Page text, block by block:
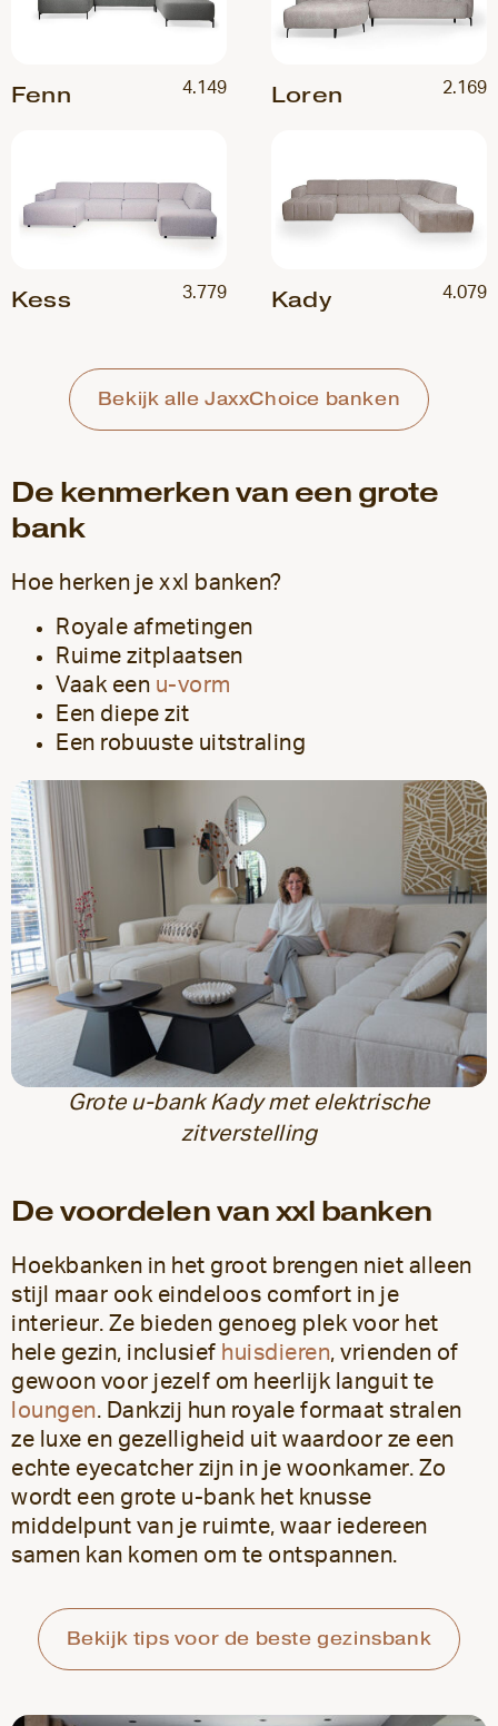
Fenn 4.149 Loren 2.169
Kess 3.779 Kady 4.079
Bekijk alle JaxxChoice banken
De kenmerken van een grote
bank
Hoe herken je xxl banken?
Royale afmetingen
Ruime zitplaatsen
Vaak een u-vorm
Een diepe zit
Een robuuste uitstraling
Grote u-bank Kady met elektrische
zitverstelling
De voordelen van xxl banken
Hoekbanken in het groot brengen niet alleen
stijl maar ook eindeloos comfort in je
interieur. Ze bieden genoeg plek voor het
hele gezin, inclusief huisdieren, vrienden of
gewoon voor jezelf om heerlijk languit te
loungen. Dankzij hun royale formaat stralen
ze luxe en gezelligheid uit waardoor ze een
echte eyecatcher zijn in je woonkamer. Zo
wordt een grote u-bank het knusse
middelpunt van je ruimte, waar iedereen
samen kan komen om te ontspannen.
Bekijk tips voor de beste gezinsbank